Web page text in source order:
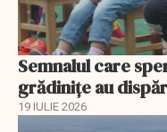
Semnalul care
grădinițe au
19 IULIE 2026